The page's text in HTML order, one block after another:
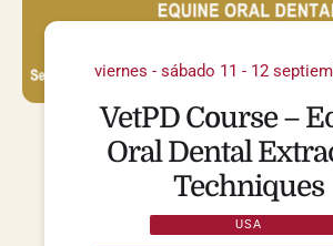
viernes - sábado 11 - 12
VetPD Course –
Oral Dental
Techniques
USA